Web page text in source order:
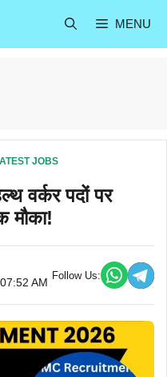
MENU
JOBS
वर्कर पदों पर
मौका!
AM
Follow Us: